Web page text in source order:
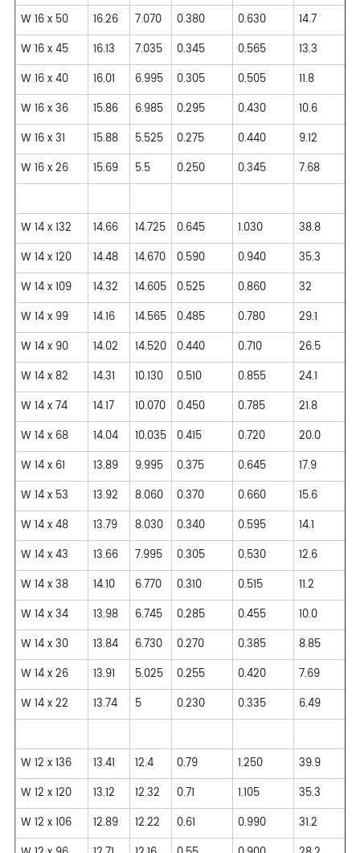
W 16 x 50
16.26 7.070 0.380 0.630 14.7
W 16 x 45
16.13 7.035 0.345 0.565 13.3
W 16 x 40
16.01 6.995 0.305 0.505 11.8
W 16 x 36
15.86 6.985 0.295 0.430 10.6
W 16 x 31
15.88 5.525 0.275 0.440 9.12
W 16 x 26
15.69 5.5 0.250 0.345 7.68
W 14 x 132 14.66 14.725 0.645 1.030 38.8
W 14 x 120
14.48 14.670 0.590 0.940 35.3
W 14 x 109
14.32 14.605 0.525 0.860 32
W 14 x 99
14.16 14.565 0.485 0.780 29.1
W 14 x 90
14.02 14.520 0.440 0.710 26.5
W 14 x 82
14.31 10.130 0.510 0.855 24.1
W 14 x 74
14.17 10.070 0.450 0.785 21.8
W 14 x 68
14.04 10.035 0.415 0.720 20.0
W 14 x 61
13.89 9.995 0.375 0.645 17.9
W 14 x 53
13.92 8.060 0.370 0.660 15.6
W 14 x 48
13.79 8.030 0.340 0.595 14.1
W 14 x 43
13.66 7.995 0.305 0.530 12.6
W 14 x 38
14.10 6.770 0.310 0.515 11.2
W 14 x 34
13.98 6.745 0.285 0.455 10.0
W 14 x 30
13.84 6.730 0.270 0.385 8.85
W 14 x 26
13.91 5.025 0.255 0.420 7.69
W 14 x 22
13.74 5 0.230 0.335 6.49
W 12 x 136 13.41 12.4 0.79 1.250 39.9
W 12 x 120
13.12 12.32 0.71 1.105 35.3
W 12 x 106
12.89 12.22 0.61 0.990 31.2